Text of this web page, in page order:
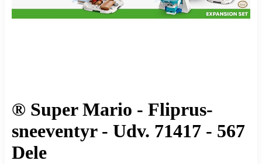
® Super Mario - Fliprus-
sneeventyr - Udv. 71417 - 567
Dele